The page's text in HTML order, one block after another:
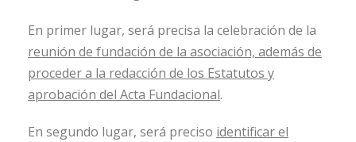
En primer lugar, será precisa la celebración de la
reunión de fundación de la asociación, además de
proceder a la redacción de los Estatutos y
aprobación del Acta Fundacional.
En segundo lugar, será preciso identificar el